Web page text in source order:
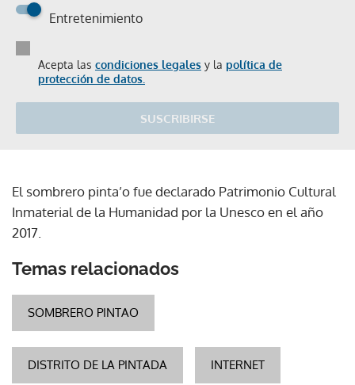
Entretenimiento
Acepta las condiciones legales y la política de
protección de datos.
SUSCRIBIRSE
El sombrero pinta’o fue declarado Patrimonio Cultural
Inmaterial de la Humanidad por la Unesco en el año
2017.
Temas relacionados
SOMBRERO PINTAO
DISTRITO DE LA PINTADA INTERNET